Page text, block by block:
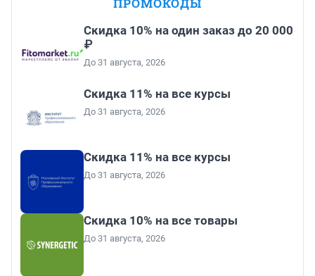
Скидка 10% на один заказ до 20 000
₽
До 31 августа, 2026
Скидка 11% на все курсы
До 31 августа, 2026
Скидка 11% на все курсы
До 31 августа, 2026
Скидка 10% на все товары
До 31 августа, 2026